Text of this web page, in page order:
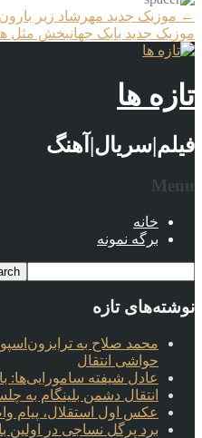
More
Articles
← موزیک جدید مهرشاد زیر بارون
موزیک جدید بابک جهانبخش مثل
تازه ها
فیلم|سریال|آهنگ
Menu
خانه
برگه نمونه
نوشته‌های تازه
محمد صلاح به
حواشی انتقال
عادل شیفته سامورایی‌ها:
انتقال دشمن بلینگام
عکس اول استقلال، پیام
برد پرگل نساجی در